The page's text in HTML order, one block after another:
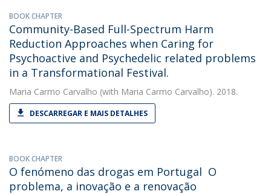
BOOK CHAPTER
Community-Based Full-Spectrum Harm
Reduction Approaches when Caring for
Psychoactive and Psychedelic related problems
in a Transformational Festival.
Maria Carmo Carvalho (with Maria Carmo Carvalho). 2018.
DESCARREGAR E MAIS DETALHES
BOOK CHAPTER
O fenómeno das drogas em Portugal  O
problema, a inovação e a renovação